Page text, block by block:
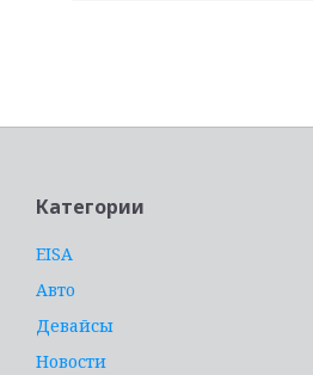
Категории
EISA
Авто
Девайсы
Новости